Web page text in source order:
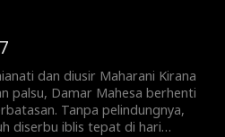
dan mendirikan dinasti baru,
keabadian langit.
dan diusir Maharani Kirana
palsu, Damar Mahesa berhenti
Tanpa pelindungnya,
diserbu iblis tepat di hari